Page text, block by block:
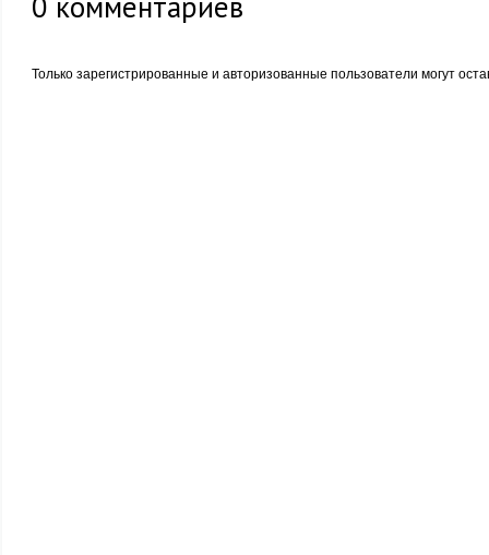
Только зарегистрированные и авторизованные пользователи могут